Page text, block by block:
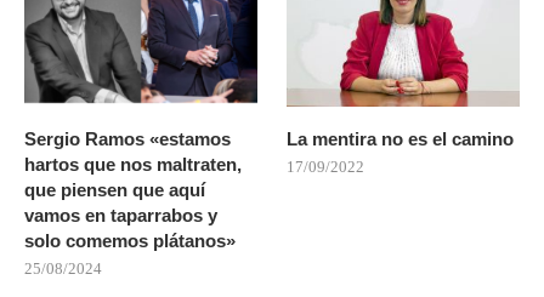
Sergio Ramos «estamos
hartos que nos maltraten,
que piensen que aquí
vamos en taparrabos y
solo comemos plátanos»
25/08/2024
La mentira no es el camino
17/09/2022